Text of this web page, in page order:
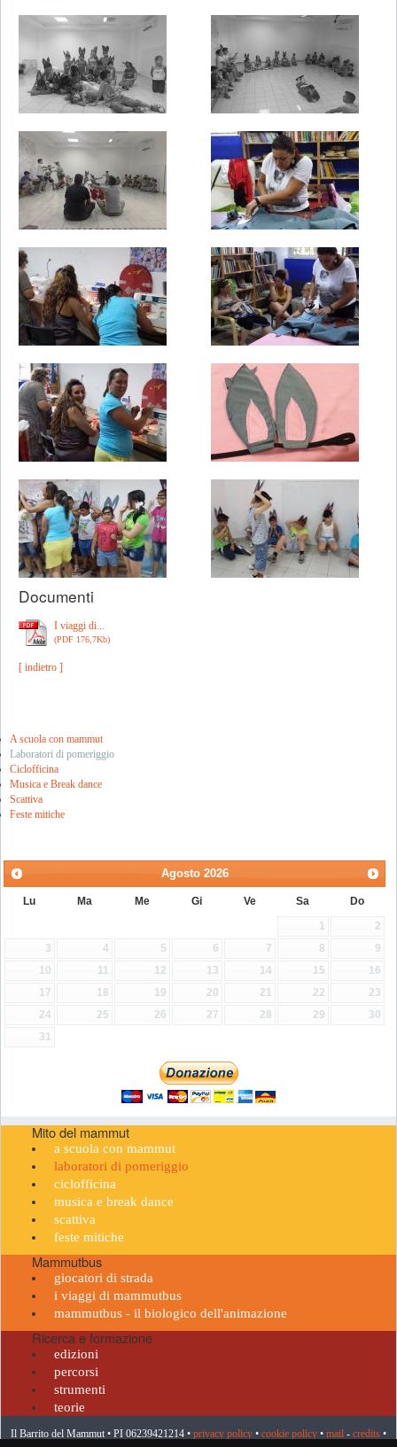
Documenti
I viaggi di...
(PDF 176,7Kb)
[ indietro ]
A scuola con mammut
Laboratori di pomeriggio
Ciclofficina
Musica e Break dance
Scattiva
Feste mitiche
Agosto 2026
Lu Ma Me Gi Ve Sa Do
1
2
3
4 5 6 7 8
9
10
11 12 13 14 15
16
17
18 19 20 21 22
23
24
25 26 27 28 29
30
31
Mito del mammut
a scuola con mammut
laboratori di pomeriggio
ciclofficina
musica e break dance
scattiva
feste mitiche
Mammutbus
giocatori di strada
i viaggi di mammutbus
mammutbus - il biologico dell'animazione
Ricerca e formazione
edizioni
percorsi
strumenti
teorie
Il Barrito del Mammut • PI 06239421214 • privacy policy • cookie policy • mail - credits •